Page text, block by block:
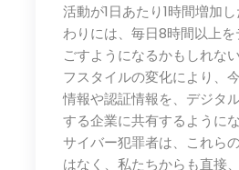
活動が1日あたり1時間増加
わりには、毎日8時間以上
ごすようになるかもしれな
フスタイルの変化により、
情報や認証情報を、デジタ
する企業に共有するように
サイバー犯罪者は、これら
はなく、私たちからも直接